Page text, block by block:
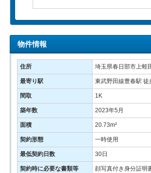
物件情報
住所 埼玉県春日部市上蛭
最寄り駅 東武野田線豊春駅
間取 1K
築年数 2023年5月
面積 20.73m²
契約形態 一時使用
最低契約日数 30日
契約時に必要な書類等 顔写真付き身分証明